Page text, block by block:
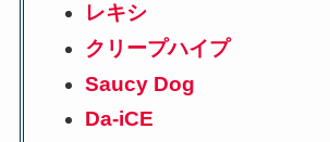
レキシ
クリープハイプ
Saucy Dog
Da-iCE